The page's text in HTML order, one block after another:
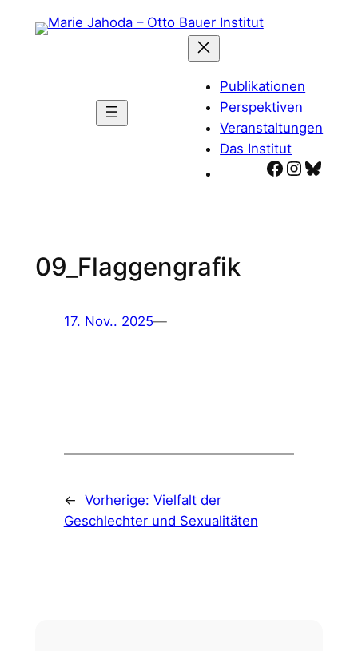
Inhalt
Publikationen
Perspektiven
Veranstaltungen
Das Institut
Facebook
09_Flaggengrafik
17. Nov.. 2025—
← Vorherige: Vielfalt der
Geschlechter und Sexualitäten